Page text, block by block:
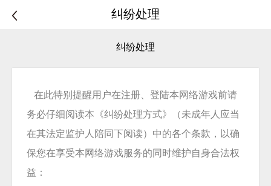
纠纷处理
纠纷处理
在此特别提醒用户在注册、登陆本网络游戏前请
务必仔细阅读本《纠纷处理方式》（未成年人应当
在其法定监护人陪同下阅读）中的各个条款，以确
保您在享受本网络游戏服务的同时维护自身合法权
益：